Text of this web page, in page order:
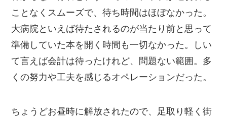
ことなくスムーズで、待ち時間はほぼなかった。
大病院といえば待たされるのが当たり前と思って
準備していた本を開く時間も一切なかった。しい
て言えば会計は待ったけれど、問題ない範囲。多
くの努力や工夫を感じるオペレーションだった。
ちょうどお昼時に解放されたので、足取り軽く街